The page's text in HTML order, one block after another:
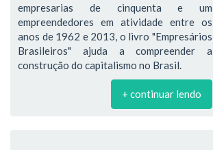
empresarias de cinquenta e um
empreendedores em atividade entre os
anos de 1962 e 2013, o livro "Empresários
Brasileiros" ajuda a compreender a
construção do capitalismo no Brasil.
+ continuar lendo